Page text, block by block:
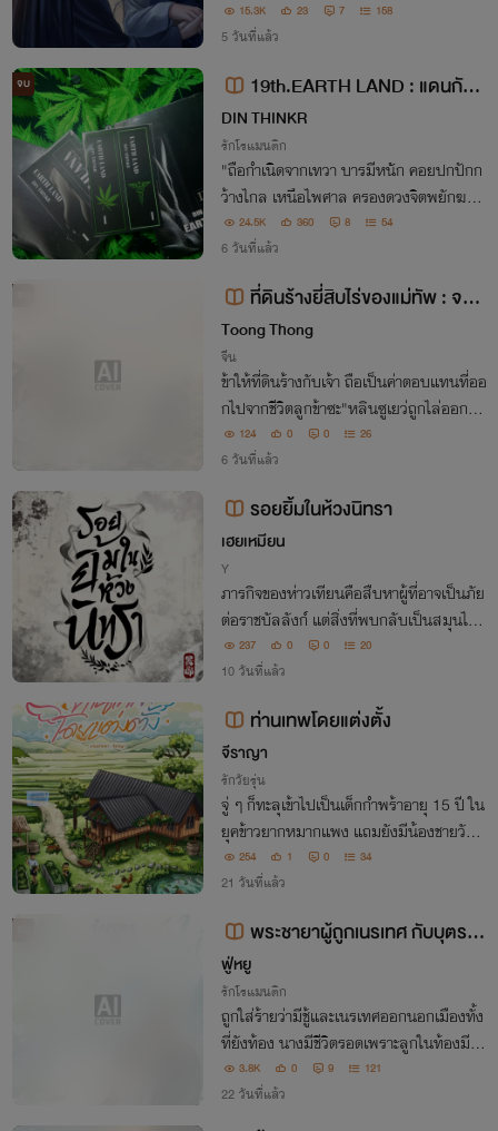
15.3K 23 7 158
5 วันที่แล้ว
จบ
19th.EARTH LAND : แดนกัญ
ชา (2เล่มจบ)
DIN THINKR
รักโรแมนติก
"ถือกำเนิดจากเทวา บารมีหนัก คอยปกปักก
ว้างไกล เหนือไพศาล ครองดวงจิตพยักฆา ผ
าภูพาน รัศมีแผ่ถึงบริวาร หมื่นแสนตน"
24.5K 360 8 54
6 วันที่แล้ว
ที่ดินร้างยี่สิบไร่ของแม่ทัพ : จาก
ฮูหยินที่ถูกทิ้ง สู่หมอเทวดาแห่งสระบั
ว
Toong Thong
จีน
ข้าให้ที่ดินร้างกับเจ้า ถือเป็นค่าตอบแทนที่ออ
กไปจากชีวิตลูกข้าซะ"หลินซูเยว่ถูกไล่ออกจา
กจวนแม่ทัพในวันที่รู้ว่าตัวเองตั้งครรภ์ไม่มีใ
ครรู้...ว่าที่ดินรกร้างที่แม่สามีดูถูก คือของข
124 0 0 26
6 วันที่แล้ว
รอยยิ้มในห้วงนิทรา
เฮยเหมียน
Y
ภารกิจของห่าวเทียนคือสืบหาผู้ที่อาจเป็นภัย
ต่อราชบัลลังก์ แต่สิ่งที่พบกลับเป็นสมุนไพร
ต้องสงสัย โรคปริศนาที่ถูกลบจากตำรา และ
ศพที่ยังคงมีรอยยิ้มอยู่บนใบหน้า...
237 0 0 20
10 วันที่แล้ว
ท่านเทพโดยแต่งตั้ง
จีราญา
รักวัยรุ่น
จู่ ๆ ก็ทะลุเข้าไปเป็นเด็กกำพร้าอายุ 15 ปี ใน
ยุคข้าวยากหมากแพง แถมยังมีน้องชายวัย
3 ขวบให้เลี้ยงดูอีก
254 1 0 34
21 วันที่แล้ว
พระชายาผู้ถูกเนรเทศ กับบุตรเท
พแห่งโชคลาภ
ฟู่หยู
รักโรแมนติก
ถูกใส่ร้ายว่ามีชู้และเนรเทศออกนอกเมืองทั้ง
ที่ยังท้อง นางมีชีวิตรอดเพราะลูกในท้องมีส่
วนช่วยให้นางได้รับโชคลาภต่อเนื่องมา เมื่อโ
รคระบาดร้ายแรงแพร่กระจายทั่วเมือง นางก
ลับเป็นคนเดียวที่คิดค้นยารักษาได้
3.8K 0 9 121
22 วันที่แล้ว